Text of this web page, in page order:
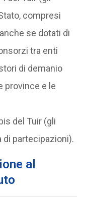
compresi
se dotati di
tra enti
di demanio
province e le
del Tuir (gli
di partecipazioni).
al